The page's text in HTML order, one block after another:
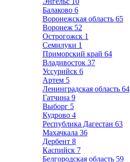
Балаково 6
Воронежская область 65
Воронеж 52
Острогожск 1
Семилуки 1
Приморский край 64
Владивосток 37
Уссурийск 6
Артем 5
Ленинградская область 64
Гатчина 9
Выборг 5
Кудрово 4
Республика Дагестан 63
Махачкала 36
Дербент 8
Каспийск 7
Белгородская область 59